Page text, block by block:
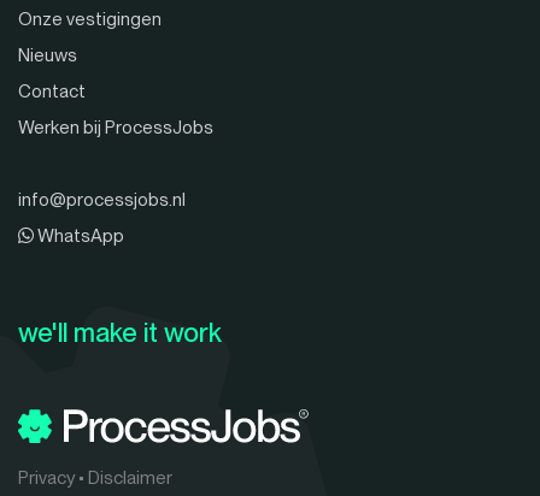
Onze vestigingen
Nieuws
Contact
Werken bij ProcessJobs
info@processjobs.nl
WhatsApp
Privacy• Disclaimer
we'll make it work